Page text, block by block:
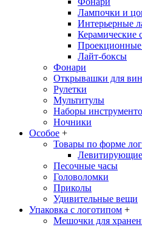
Лампочки и
Интерьерные
Керамические
Проекционные
Лайт-боксы
Фонари
Открывашки для
Рулетки
Мультитулы
Наборы
Ночники
Особое +
Товары по форме
Песочные часы
Головоломки
Приколы
Удивительные вещи
Упаковка с логотипом +
Мешочки для